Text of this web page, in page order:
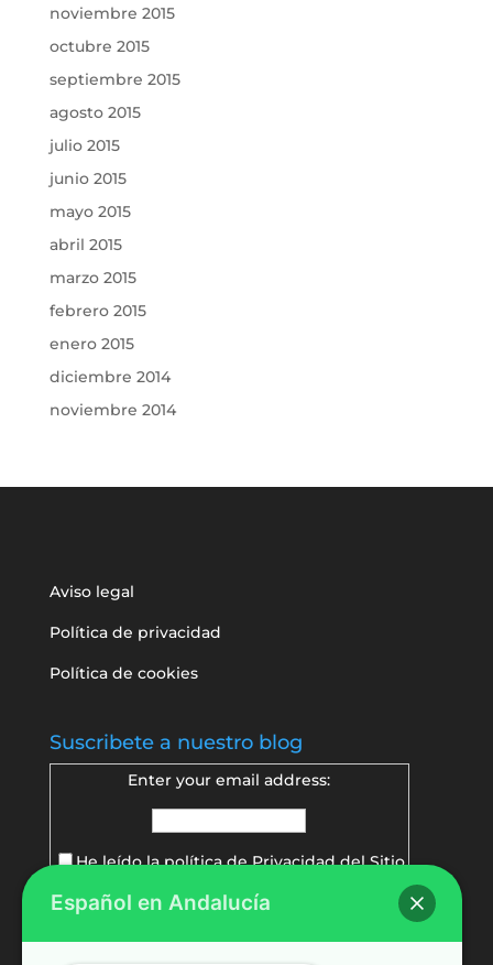
noviembre 2015
octubre 2015
septiembre 2015
agosto 2015
julio 2015
junio 2015
mayo 2015
abril 2015
marzo 2015
febrero 2015
enero 2015
diciembre 2014
noviembre 2014
Aviso legal
Política de privacidad
Política de cookies
Suscribete a nuestro blog
Enter your email address:
He leído la política dePrivacidad del Sitio
Español en Andalucía